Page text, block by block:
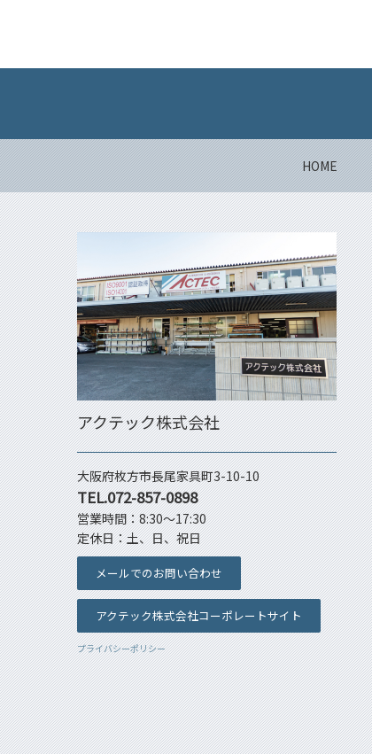
HOME
アクテック株式会社
大阪府枚方市長尾家具町3-10-10
TEL.072-857-0898
営業時間：8:30～17:30
定休日：土、日、祝日
メールでのお問い合わせ
アクテック株式会社コーポレートサイト
プライバシーポリシー